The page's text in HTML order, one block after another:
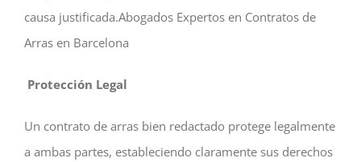
causa justificada.Abogados Expertos en Contratos de
Arras en Barcelona
Protección Legal
Un contrato de arras bien redactado protege legalmente
a ambas partes, estableciendo claramente sus derechos